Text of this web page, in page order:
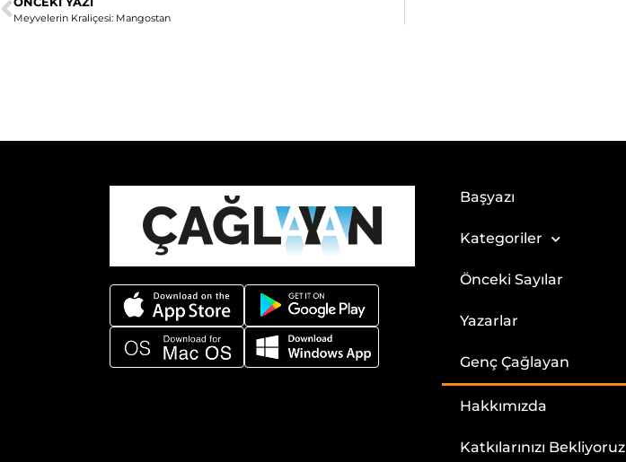
Meyvelerin Kraliçesi: Mangostan
Başyazı
Kategoriler
Önceki Sayılar
Yazarlar
Genç Çağlayan
Hakkımızda
Katkılarınızı Bekliyoruz